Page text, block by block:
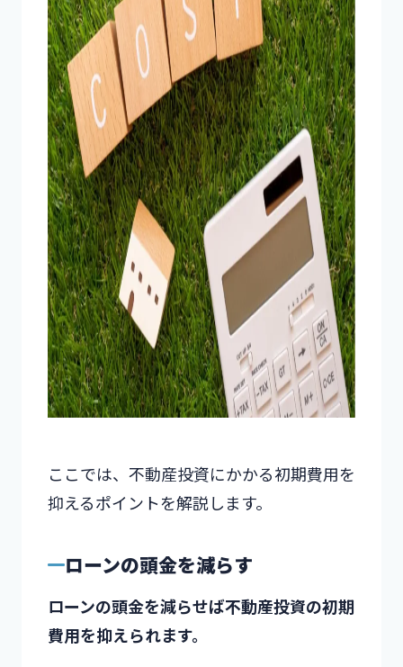
ここでは、不動産投資にかかる初期費用を
抑えるポイントを解説します。
ローンの頭金を減らす
ローンの頭金を減らせば不動産投資の初期
費用を抑えられます。